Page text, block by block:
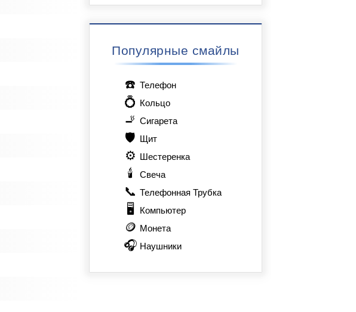
Популярные смайлы
☎️ Телефон
💍 Кольцо
🚬 Сигарета
🛡️ Щит
⚙️ Шестеренка
🕯️ Свеча
📞 Телефонная Трубка
🖥️ Компьютер
🪙 Монета
🎧 Наушники